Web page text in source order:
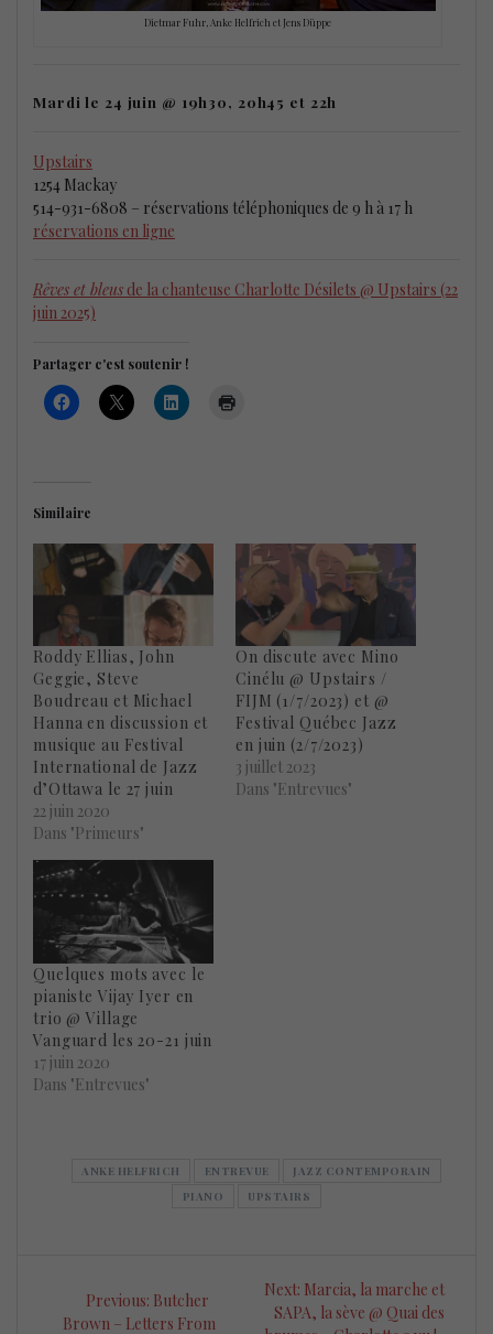
Dietmar Fuhr, Anke Helfrich et Jens Düppe
Mardi le 24 juin @ 19h30, 20h45 et 22h
Upstairs
1254 Mackay
514-931-6808 – réservations téléphoniques de 9 h à 17 h
réservations en ligne
Rêves et bleus de la chanteuse Charlotte Désilets @ Upstairs (22
juin 2025)
Partager c'est soutenir !
Similaire
Roddy Ellias, John
Geggie, Steve
Boudreau et Michael
Hanna en discussion et
musique au Festival
International de Jazz
d’Ottawa le 27 juin
22 juin 2020
Dans "Primeurs"
On discute avec Mino
Cinélu @ Upstairs /
FIJM (1/7/2023) et @
Festival Québec Jazz
en juin (2/7/2023)
3 juillet 2023
Dans "Entrevues"
Quelques mots avec le
pianiste Vijay Iyer en
trio @ Village
Vanguard les 20-21 juin
17 juin 2020
Dans "Entrevues"
ANKE HELFRICH ENTREVUE
JAZZ CONTEMPORAIN
PIANO
UPSTAIRS
Previous: Previous
post:
Butcher
Brown – Letters From
Next: Next
post:
Marcia, la marche et
SAPA, la sève @ Quai des